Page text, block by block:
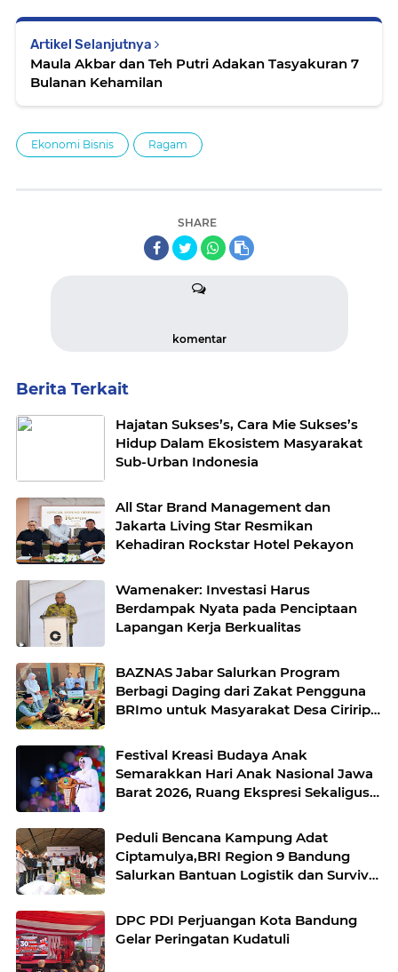
Artikel Selanjutnya
Maula Akbar dan Teh Putri Adakan Tasyakuran 7
Bulanan Kehamilan
Ekonomi Bisnis Ragam
SHARE
komentar
Berita Terkait
Hajatan Sukses’s, Cara Mie Sukses’s
Hidup Dalam Ekosistem Masyarakat
Sub-Urban Indonesia
All Star Brand Management dan
Jakarta Living Star Resmikan
Kehadiran Rockstar Hotel Pekayon
Wamenaker: Investasi Harus
Berdampak Nyata pada Penciptaan
Lapangan Kerja Berkualitas
BAZNAS Jabar Salurkan Program
Berbagi Daging dari Zakat Pengguna
BRImo untuk Masyarakat Desa Ciririp
Festival Kreasi Budaya Anak
Semarakkan Hari Anak Nasional Jawa
Barat 2026, Ruang Ekspresi Sekaligus
Peduli Bencana Kampung Adat
Ciptamulya,BRI Region 9 Bandung
Salurkan Bantuan Logistik dan Survival
DPC PDI Perjuangan Kota Bandung
Gelar Peringatan Kudatuli